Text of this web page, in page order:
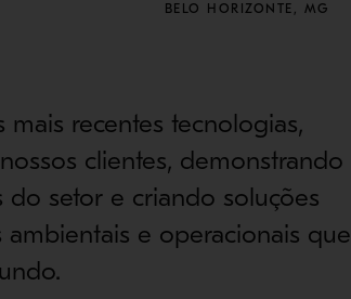
BELO HORIZONTE, MG
mais recentes tecnologias,
clientes, demonstrando
setor e criando soluções
e operacionais que